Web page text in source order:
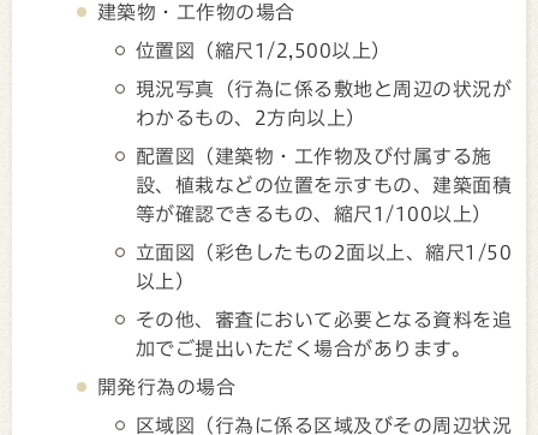
建築物・工作物の場合
位置図（縮尺1/2,500以上）
現況写真（行為に係る敷地と周辺の状況が
わかるもの、2方向以上）
配置図（建築物・工作物及び付属する施
設、植栽などの位置を示すもの、建築面積
等が確認できるもの、縮尺1/100以上）
立面図（彩色したもの2面以上、縮尺1/50
以上）
その他、審査において必要となる資料を追
加でご提出いただく場合があります。
開発行為の場合
区域図（行為に係る区域及びその周辺状況